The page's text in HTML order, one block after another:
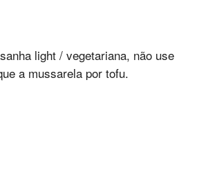
light / vegetariana, não use
a mussarela por tofu.